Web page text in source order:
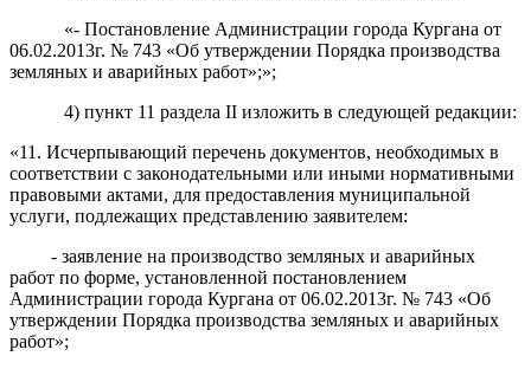
«-Постановление Администрации города Кургана от
06.02.2013г. № 743 «Об утверждении Порядка производства
земляных и аварийных работ»;»;
4) пункт 11раздела II изложить в следующей редакции:
«11. Исчерпывающий перечень документов, необходимых в
соответствии с законодательными или иными нормативными
правовыми актами, для предоставления муниципальной
услуги, подлежащих представлению заявителем:
-заявление на производство земляных и аварийных
работ по форме, установленной постановлением
Администрации города Кургана от 06.02.2013г. № 743 «Об
утверждении Порядка производства земляных и аварийных
работ»;